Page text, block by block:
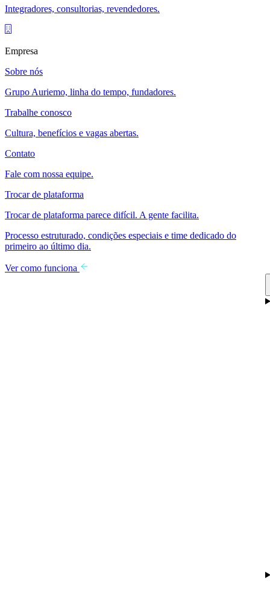
Integradores, consultorias, revendedores.
Empresa
Sobre nós
Grupo Auriemo, linha do tempo, fundadores.
Trabalhe conosco
Cultura, benefícios e vagas abertas.
Contato
Fale com nossa equipe.
Trocar de plataforma
Trocar de plataforma parece difícil. A gente facilita.
Processo estruturado, condições especiais e time dedicado do
primeiro ao último dia.
Ver como funciona